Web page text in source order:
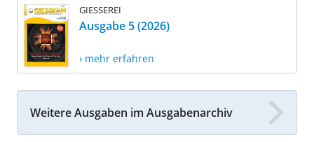
GIESSEREI
Ausgabe 5 (2026)
› mehr erfahren
Weitere Ausgaben im Ausgabenarchiv